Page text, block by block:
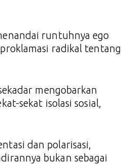
runtuhnya ego
radikal tentang
mengobarkan
sekat isolasi sosial,
dan polarisasi,
bukan sebagai